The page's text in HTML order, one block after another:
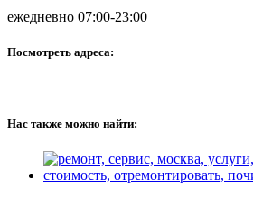
ежедневно 07:00-23:00
Посмотреть адреса:
Нас также можно найти: